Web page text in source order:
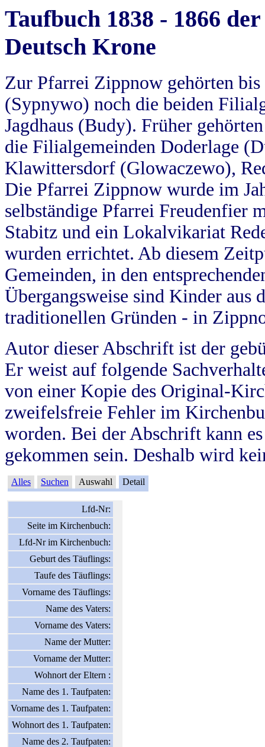
Taufbuch 1838 - 1866
Deutsch Krone
Zur Pfarrei Zippnow gehörten
(Sypnywo) noch die beiden
Jagdhaus (Budy). Früher
die Filialgemeinden Doderlage
Klawittersdorf (Glowaczewo),
Die Pfarrei Zippnow wurde im
selbständige Pfarrei Freudenfier
Stabitz und ein Lokalvikariat
wurden errichtet. Ab diesem
Gemeinden, in den
Übergangsweise sind Kinder aus
traditionellen Gründen - in
Autor dieser Abschrift ist der
Er weist auf folgende
von einer Kopie des Original-
zweifelsfreie Fehler im
worden. Bei der Abschrift kann
gekommen sein. Deshalb wird
Alles Suchen Auswahl Detail
Lfd-Nr:
Seite im Kirchenbuch:
Lfd-Nr im Kirchenbuch:
Geburt des Täuflings:
Taufe des Täuflings:
Vorname des Täuflings:
Name des Vaters:
Vorname des Vaters:
Name der Mutter:
Vorname der Mutter:
Wohnort der Eltern :
Name des 1. Taufpaten:
Vorname des 1. Taufpaten:
Wohnort des 1. Taufpaten:
Name des 2. Taufpaten: